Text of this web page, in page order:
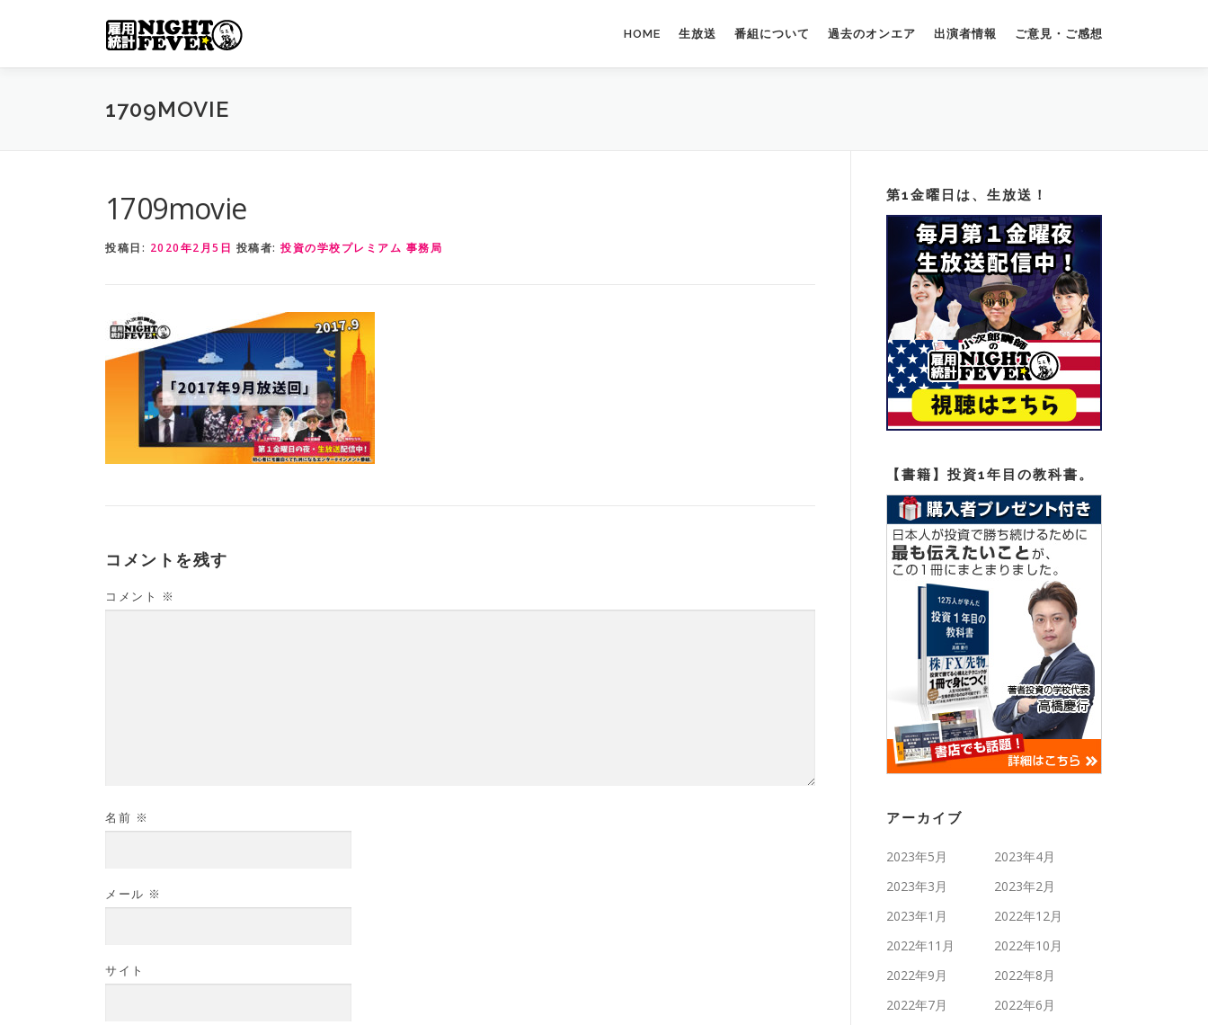
HOME 生放送 番組について 過去のオンエア 出演者情報 ご意見・ご感想
1709MOVIE
1709movie
投稿日: 2020年2月5日 投稿者: 投資の学校プレミアム 事務局
コメントを残す
コメント ※
名前 ※
メール ※
サイト
第1金曜日は、生放送！
【書籍】投資1年目の教科書。
アーカイブ
2023年5月
2023年4月
2023年3月
2023年2月
2023年1月
2022年12月
2022年11月
2022年10月
2022年9月
2022年8月
2022年7月
2022年6月